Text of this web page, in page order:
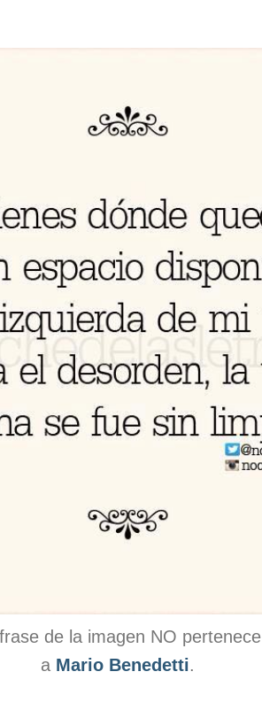
de la imagen NO pertenece
a Mario Benedetti.